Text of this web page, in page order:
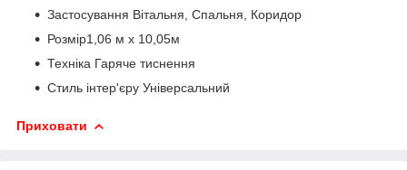
Застосування Вітальня, Спальня, Коридор
Розмір1,06 м х 10,05м
Техніка Гаряче тиснення
Стиль інтер'єру Універсальний
Приховати